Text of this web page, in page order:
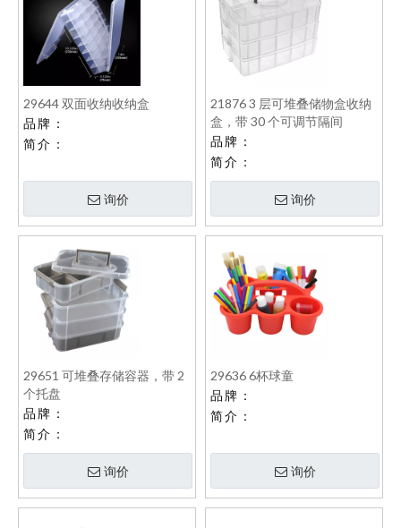
29644 双面收纳收纳盒
品牌：
简介：
询价
21876 3 层可堆叠储物盒收纳
盒，带 30 个可调节隔间
品牌：
简介：
询价
29651 可堆叠存储容器，带 2
个托盘
品牌：
简介：
询价
29636 6杯球童
品牌：
简介：
询价